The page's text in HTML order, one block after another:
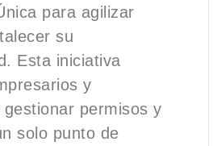
para agilizar
su
Esta iniciativa
y
permisos y
solo punto de